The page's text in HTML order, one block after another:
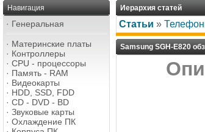
Навигация
· Генеральная
· Материнские платы
· Контроллеры
· CPU - процессоры
· Память - RAM
· Видеокарты
· HDD, SSD, FDD
· CD - DVD - BD
· Звуковые карты
· Охлаждение ПК
Иерархия статей
Статьи »
Samsung SGH-E820